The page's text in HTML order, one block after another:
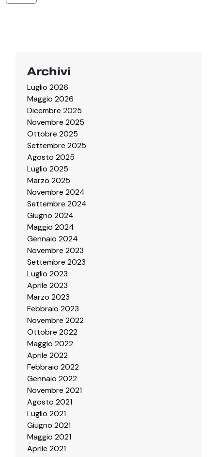
Archivi
Luglio 2026
Maggio 2026
Dicembre 2025
Novembre 2025
Ottobre 2025
Settembre 2025
Agosto 2025
Luglio 2025
Marzo 2025
Novembre 2024
Settembre 2024
Giugno 2024
Maggio 2024
Gennaio 2024
Novembre 2023
Settembre 2023
Luglio 2023
Aprile 2023
Marzo 2023
Febbraio 2023
Novembre 2022
Ottobre 2022
Maggio 2022
Aprile 2022
Febbraio 2022
Gennaio 2022
Novembre 2021
Agosto 2021
Luglio 2021
Giugno 2021
Maggio 2021
Aprile 2021